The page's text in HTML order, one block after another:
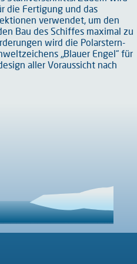
die Fertigung und das
verwendet, um den
Bau des Schiffes maximal zu
wird die Polarstern-
„Blauer Engel“ für
aller Voraussicht nach